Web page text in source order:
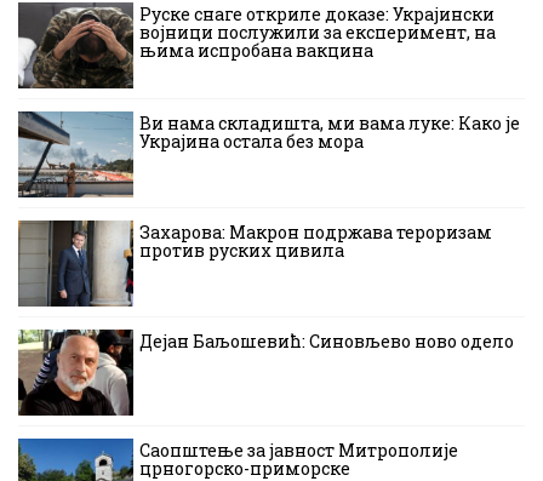
Руске снаге откриле доказе: Украјински
војници послужили за експеримент, на
њима испробана вакцина
Ви нама складишта, ми вама луке: Како је
Украјина остала без мора
Захарова: Макрон подржава тероризам
против руских цивила
Дејан Баљошевић: Синовљево ново одело
Саопштење за јавност Митрополије
црногорско-приморске